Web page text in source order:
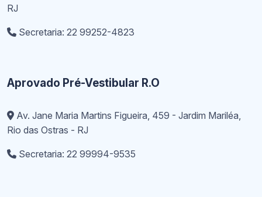
RJ
Secretaria: 22 99252-4823
Aprovado Pré-Vestibular R.O
Av. Jane Maria Martins Figueira, 459 - Jardim Mariléa,
Rio das Ostras - RJ
Secretaria: 22 99994-9535